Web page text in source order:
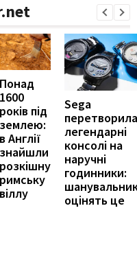
Понад
1600
років під
землею:
в Англії
знайшли
розкішну
римську
віллу
Sega
перетворила
легендарні
консолі на
наручні
годинники:
оцінять це